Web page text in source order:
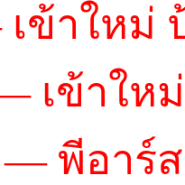
ข้าใหม่
เข้าให
— พีอาร์ส